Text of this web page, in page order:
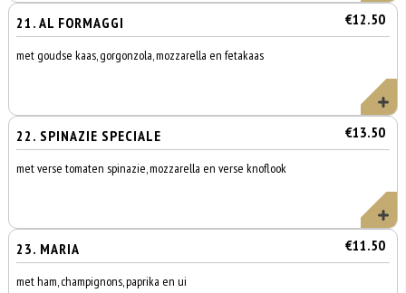
21. AL FORMAGGI €12.50
met goudse kaas, gorgonzola, mozzarella en fetakaas
22. SPINAZIE SPECIALE €13.50
met verse tomaten spinazie, mozzarella en verse knoflook
23. MARIA €11.50
met ham, champignons, paprika en ui